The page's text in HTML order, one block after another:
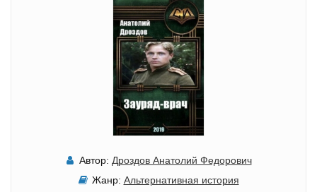
Автор: Дроздов Анатолий Федорович
Жанр: Альтернативная история